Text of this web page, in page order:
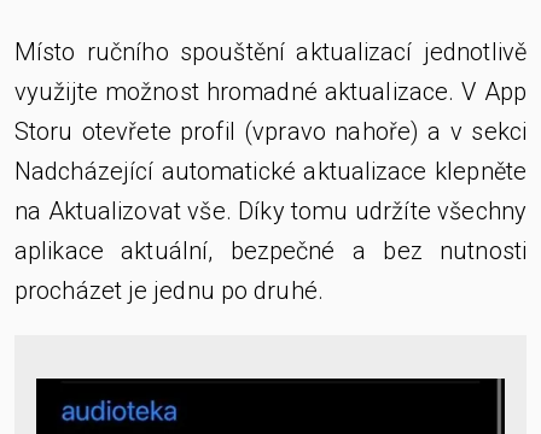
Místo ručního spouštění aktualizací jednotlivě
využijte možnost hromadné aktualizace. V App
Storu otevřete profil (vpravo nahoře) a v sekci
Nadcházející automatické aktualizace klepněte
na Aktualizovat vše. Díky tomu udržíte všechny
aplikace aktuální, bezpečné a bez nutnosti
procházet je jednu po druhé.